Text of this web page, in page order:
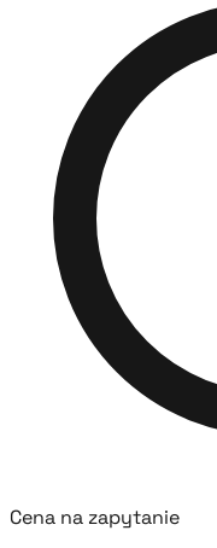
Cena na zapytanie